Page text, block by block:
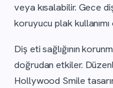
veya kısalabilir. Gece
koruyucu plak
Diş eti sağlığının
doğrudan etkiler.
Hollywood Smile